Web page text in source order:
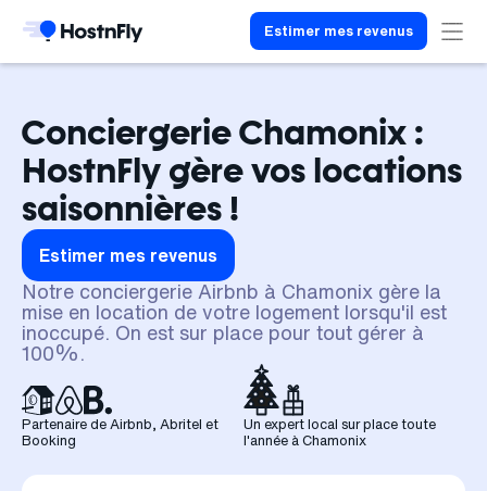
Estimer mes revenus
Conciergerie Chamonix :
HostnFly gère vos locations
saisonnières !
Estimer mes revenus
Notre conciergerie Airbnb à Chamonix gère la
mise en location de votre logement lorsqu'il est
inoccupé. On est sur place pour tout gérer à
100%.
Partenaire de Airbnb, Abritel et
Booking
Un expert local sur place toute
l'année à Chamonix